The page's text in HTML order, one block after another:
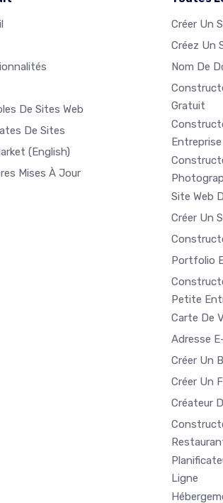
De Sites Web
De Sites
(English)
Mises À Jour
Créer Un
Créez Un
Nom De
Gratuit
Entreprise
Site Web
Créer Un
Portfolio
Petite
Carte De
Adresse
Créer Un
Créer Un
Créateur
Ligne